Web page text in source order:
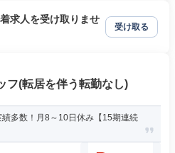
求人を受け取りませ
受け取る
フ(転居を伴う転勤なし)
多数！月8～10日休み【15期連続